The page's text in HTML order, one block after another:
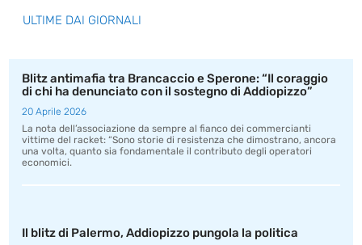
ULTIME DAI GIORNALI
Blitz antimafia tra Brancaccio e Sperone: “Il coraggio
di chi ha denunciato con il sostegno di Addiopizzo”
20 Aprile 2026
La nota dell’associazione da sempre al fianco dei commercianti
vittime del racket: “Sono storie di resistenza che dimostrano, ancora
una volta, quanto sia fondamentale il contributo degli operatori
economici.
Il blitz di Palermo, Addiopizzo pungola la politica